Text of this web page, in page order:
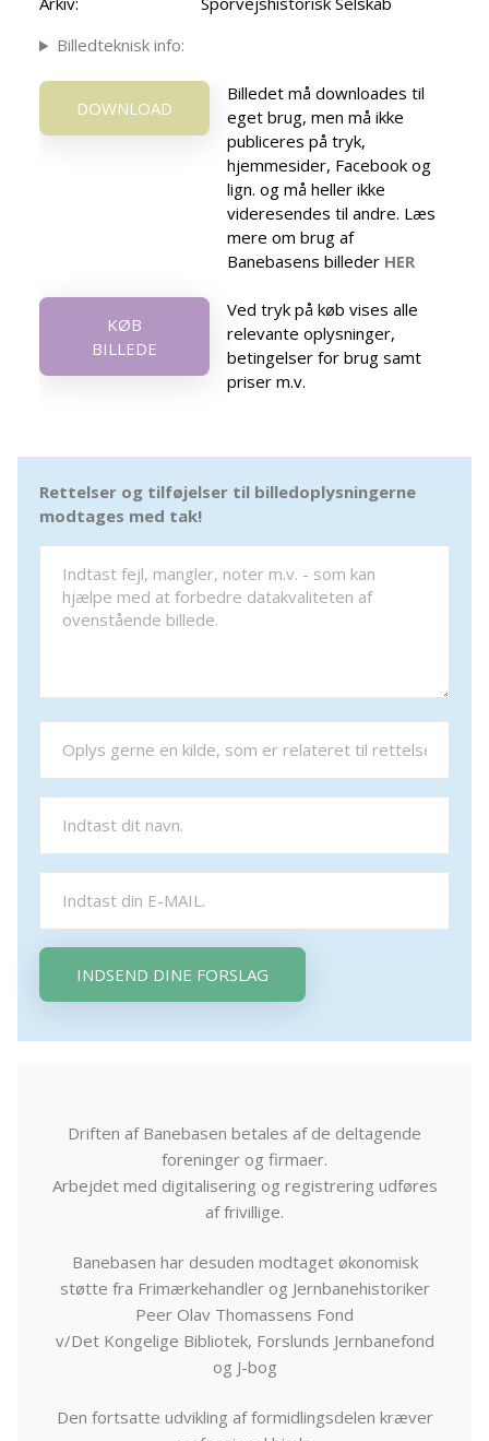
Billedteknisk info:
DOWNLOAD
Billedet må downloades til
eget brug, men må ikke
publiceres på tryk,
hjemmesider, Facebook og
lign. og må heller ikke
videresendes til andre. Læs
mere om brug af
Banebasens billeder HER
KØB
BILLEDE
Ved tryk på køb vises alle
relevante oplysninger,
betingelser for brug samt
priser m.v.
Rettelser og tilføjelser til billedoplysningerne
modtages med tak!
INDSEND DINE FORSLAG
Driften af Banebasen betales af de deltagende
foreninger og firmaer.
Arbejdet med digitalisering og registrering udføres
af frivillige.
Banebasen har desuden modtaget økonomisk
støtte fra Frimærkehandler og Jernbanehistoriker
Peer Olav Thomassens Fond
v/Det Kongelige Bibliotek, Forslunds Jernbanefond
og J-bog
Den fortsatte udvikling af formidlingsdelen kræver